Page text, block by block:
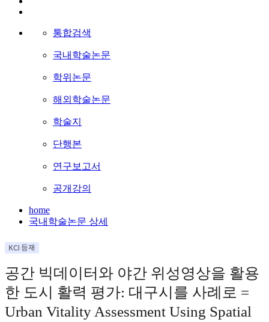
통합검색
국내학술논문
학위논문
해외학술논문
학술지
단행본
연구보고서
공개강의
home
국내학술논문 상세
공간 빅데이터와 야간 위성영상을 활용
한 도시 활력 평가: 대구시를 사례로 =
Urban Vitality Assessment Using Spatial